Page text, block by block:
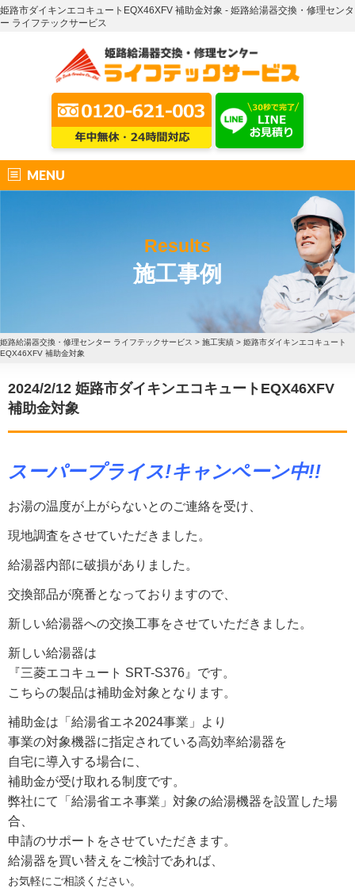
姫路市ダイキンエコキュートEQX46XFV 補助金対象 - 姫路給湯器交換・修理センタ
ー ライフテックサービス
MENU
Results
施工事例
姫路給湯器交換・修理センター ライフテックサービス > 施工実績 > 姫路市ダイキンエコキュート
EQX46XFV 補助金対象
2024/2/12 姫路市ダイキンエコキュートEQX46XFV
補助金対象
スーパープライス!キャンペーン中!!
お湯の温度が上がらないとのご連絡を受け、
現地調査をさせていただきました。
給湯器内部に破損がありました。
交換部品が廃番となっておりますので、
新しい給湯器への交換工事をさせていただきました。
新しい給湯器は
『三菱エコキュート SRT-S376』です。
こちらの製品は補助金対象となります。
補助金は「給湯省エネ2024事業」より
事業の対象機器に指定されている高効率給湯器を
自宅に導入する場合に、
補助金が受け取れる制度です。
弊社にて「給湯省エネ事業」対象の給湯機器を設置した場
合、
申請のサポートをさせていただきます。
給湯器を買い替えをご検討であれば、
お気軽にご相談ください。